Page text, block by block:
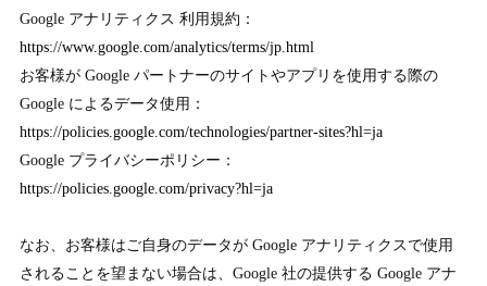
Google アナリティクス 利用規約：
https://www.google.com/analytics/terms/jp.html
お客様が Google パートナーのサイトやアプリを使用する際の
Google によるデータ使用：
https://policies.google.com/technologies/partner-sites?hl=ja
Google プライバシーポリシー：
https://policies.google.com/privacy?hl=ja
なお、お客様はご自身のデータが Google アナリティクスで使用
されることを望まない場合は、Google 社の提供する Google アナ